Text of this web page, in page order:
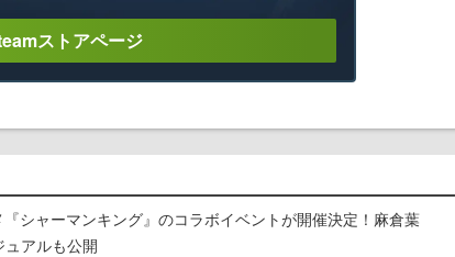
ストアページ
『シャーマンキング』のコラボイベントが開催決定！麻倉葉
ュアルも公開